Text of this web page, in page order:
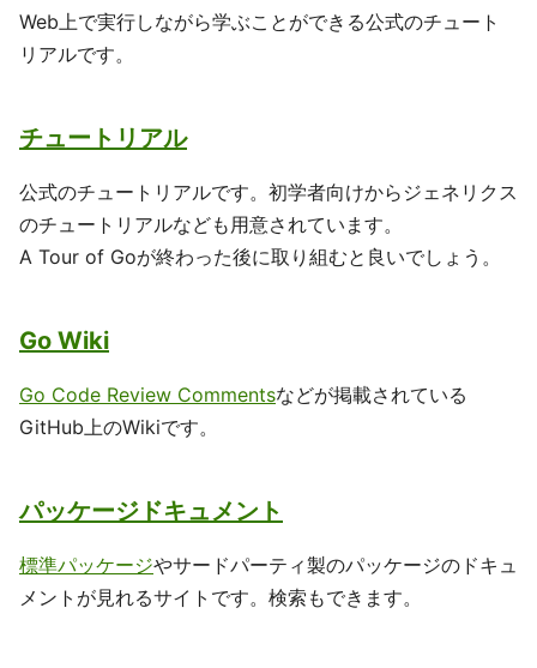
Web上で実行しながら学ぶことができる公式のチュート
リアルです。
チュートリアル
公式のチュートリアルです。初学者向けからジェネリクス
のチュートリアルなども用意されています。
A Tour of Goが終わった後に取り組むと良いでしょう。
Go Wiki
Go Code Review Commentsなどが掲載されている
GitHub上のWikiです。
パッケージドキュメント
標準パッケージやサードパーティ製のパッケージのドキュ
メントが見れるサイトです。検索もできます。